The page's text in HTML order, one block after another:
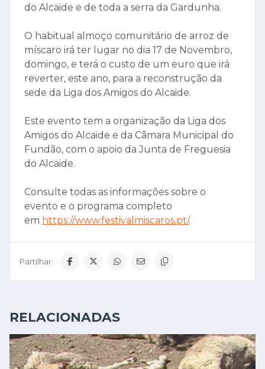
do Alcaide e de toda a serra da Gardunha.
O habitual almoço comunitário de arroz de
míscaro irá ter lugar no dia 17 de Novembro,
domingo, e terá o custo de um euro que irá
reverter, este ano, para a reconstrução da
sede da Liga dos Amigos do Alcaide.
Este evento tem a organização da Liga dos
Amigos do Alcaide e da Câmara Municipal do
Fundão, com o apoio da Junta de Freguesia
do Alcaide.
Consulte todas as informações sobre o
evento e o programa completo
em https://www.festivalmiscaros.pt/.
Partilhar:
RELACIONADAS